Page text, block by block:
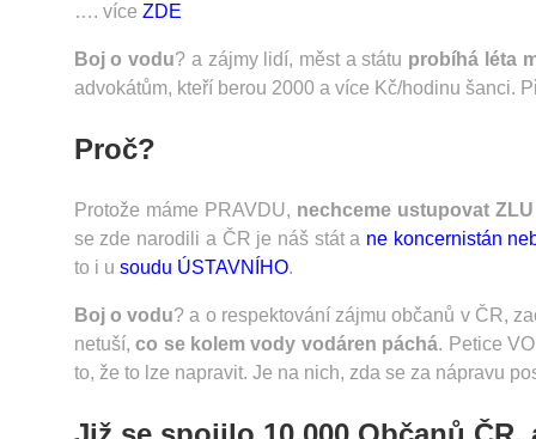
…. více ZDE
Boj o vodu? a zájmy lidí, měst a státu probíhá léta
advokátům, kteří berou 2000 a více Kč/hodinu šanci.
Proč?
Protože máme PRAVDU, nechceme ustupovat ZLU
se zde narodili a ČR je náš stát a ne koncernistán
to i u soudu ÚSTAVNÍHO.
Boj o vodu? a o respektování zájmu občanů v ČR,
netuší,co se kolem vody vodáren páchá. Petice
to, že to lze napravit. Je na nich, zda se za nápravu